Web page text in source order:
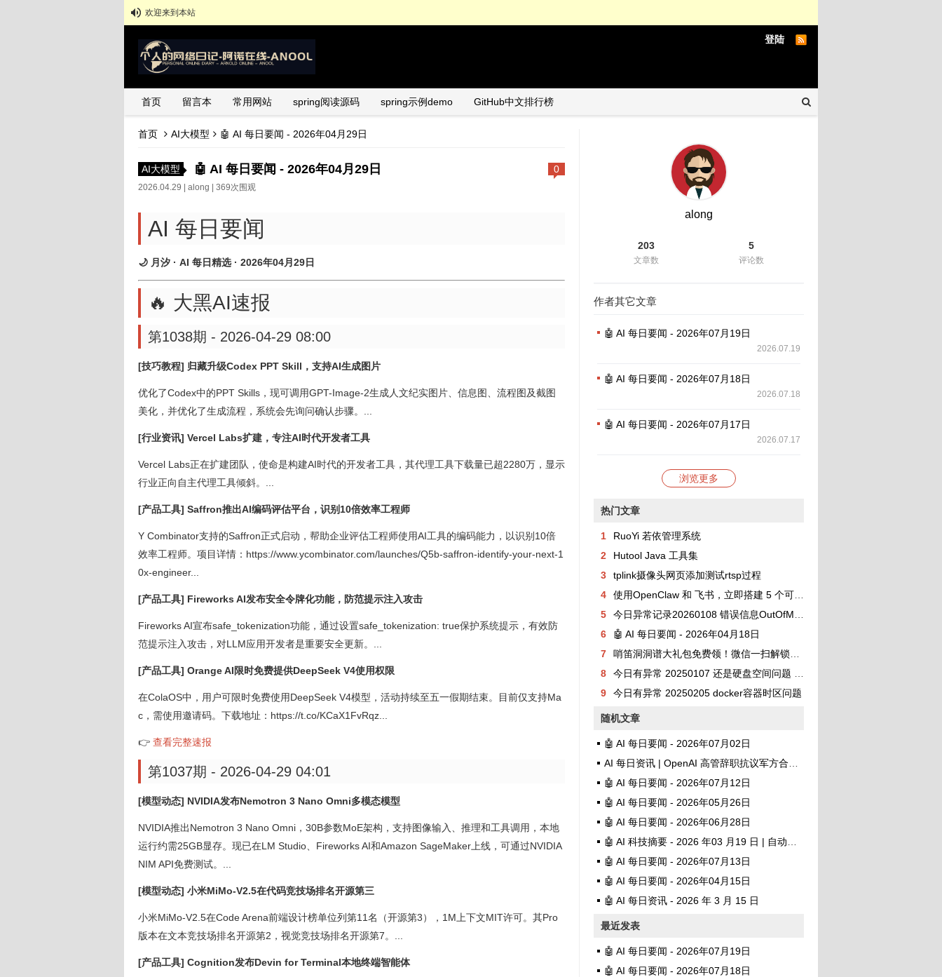
欢迎来到本站
登陆
首页 留言本 常用网站 spring阅读源码 spring示例demo GitHub中文排行榜
首页 AI大模型 🤖 AI 每日要闻 - 2026年04月29日
AI大模型 0
🤖 AI 每日要闻 - 2026年04月29日
2026.04.29 | along | 369次围观
AI 每日要闻
🌙 月汐 · AI 每日精选 · 2026年04月29日
🔥 大黑AI速报
第1038期 - 2026-04-29 08:00
[技巧教程] 归藏升级Codex PPT Skill，支持AI生成图片
优化了Codex中的PPT Skills，现可调用GPT-Image-2生成人文纪实图片、信息图、流程图及截图
美化，并优化了生成流程，系统会先询问确认步骤。...
[行业资讯] Vercel Labs扩建，专注AI时代开发者工具
Vercel Labs正在扩建团队，使命是构建AI时代的开发者工具，其代理工具下载量已超2280万，显示
行业正向自主代理工具倾斜。...
[产品工具] Saffron推出AI编码评估平台，识别10倍效率工程师
Y Combinator支持的Saffron正式启动，帮助企业评估工程师使用AI工具的编码能力，以识别10倍
效率工程师。项目详情：https://www.ycombinator.com/launches/Q5b-saffron-identify-your-next-1
0x-engineer...
[产品工具] Fireworks AI发布安全令牌化功能，防范提示注入攻击
Fireworks AI宣布safe_tokenization功能，通过设置safe_tokenization: true保护系统提示，有效防
范提示注入攻击，对LLM应用开发者是重要安全更新。...
[产品工具] Orange AI限时免费提供DeepSeek V4使用权限
在ColaOS中，用户可限时免费使用DeepSeek V4模型，活动持续至五一假期结束。目前仅支持Ma
c，需使用邀请码。下载地址：https://t.co/KCaX1FvRqz...
👉 查看完整速报
第1037期 - 2026-04-29 04:01
[模型动态] NVIDIA发布Nemotron 3 Nano Omni多模态模型
NVIDIA推出Nemotron 3 Nano Omni，30B参数MoE架构，支持图像输入、推理和工具调用，本地
运行约需25GB显存。现已在LM Studio、Fireworks AI和Amazon SageMaker上线，可通过NVIDIA
NIM API免费测试。...
[模型动态] 小米MiMo-V2.5在代码竞技场排名开源第三
小米MiMo-V2.5在Code Arena前端设计榜单位列第11名（开源第3），1M上下文MIT许可。其Pro
版本在文本竞技场排名开源第2，视觉竞技场排名开源第7。...
[产品工具] Cognition发布Devin for Terminal本地终端智能体
along
203
文章数
5
评论数
作者其它文章
🤖 AI 每日要闻 - 2026年07月19日
2026.07.19
🤖 AI 每日要闻 - 2026年07月18日
2026.07.18
🤖 AI 每日要闻 - 2026年07月17日
2026.07.17
浏览更多
热门文章
1
RuoYi 若依管理系统
2
Hutool Java 工具集
3
tplink摄像头网页添加测试rtsp过程
4
使用OpenClaw 和 飞书，立即搭建 5 个可协作的 AI 助理团队
5
今日异常记录20260108 错误信息OutOfMemoryError: unable to create new native thread
6
🤖 AI 每日要闻 - 2026年04月18日
7
哨笛洞洞谱大礼包免费领！微信一扫解锁百首曲谱
8
今日有异常 20250107 还是硬盘空间问题 No space left on device
9
今日有异常 20250205 docker容器时区问题
随机文章
🤖 AI 每日要闻 - 2026年07月02日
AI 每日资讯 | OpenAI 高管辞职抗议军方合同、DOGE 用 ChatGPT 砍资助
🤖 AI 每日要闻 - 2026年07月12日
🤖 AI 每日要闻 - 2026年05月26日
🤖 AI 每日要闻 - 2026年06月28日
🤖 AI 科技摘要 - 2026 年03 月19 日 | 自动发布
🤖 AI 每日要闻 - 2026年07月13日
🤖 AI 每日要闻 - 2026年04月15日
🤖 AI 每日资讯 - 2026 年 3 月 15 日
最近发表
🤖 AI 每日要闻 - 2026年07月19日
🤖 AI 每日要闻 - 2026年07月18日